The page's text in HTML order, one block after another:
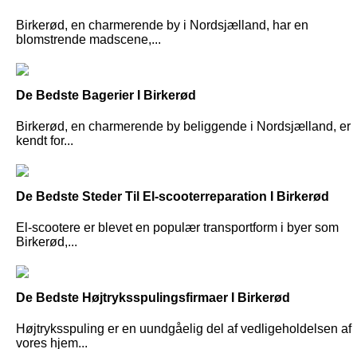
Birkerød, en charmerende by i Nordsjælland, har en
blomstrende madscene,...
De Bedste Bagerier I Birkerød
Birkerød, en charmerende by beliggende i Nordsjælland, er
kendt for...
De Bedste Steder Til El-scooterreparation I Birkerød
El-scootere er blevet en populær transportform i byer som
Birkerød,...
De Bedste Højtryksspulingsfirmaer I Birkerød
Højtryksspuling er en uundgåelig del af vedligeholdelsen af
vores hjem...